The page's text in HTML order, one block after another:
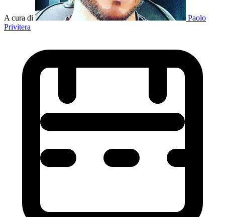
A cura di
Paolo
Privitera